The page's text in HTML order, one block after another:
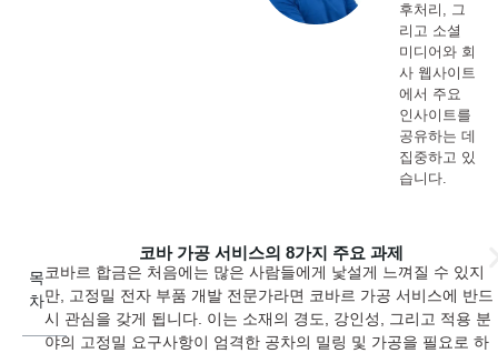
후처리, 그
리고 소셜
미디어와 회
사 웹사이트
에서 주요
인사이트를
공유하는 데
집중하고 있
습니다.
목
차
코바 가공 서비스의 8가지 주요 과제
코바르 합금은 처음에는 많은 사람들에게 낯설게 느껴질 수 있지
만, 고정밀 전자 부품 개발 전문가라면 코바르 가공 서비스에 반드
시 관심을 갖게 됩니다. 이는 소재의 경도, 강인성, 그리고 적용 분
야의 고정밀 요구사항이 엄격한 공차의 밀링 및 가공을 필요로 하